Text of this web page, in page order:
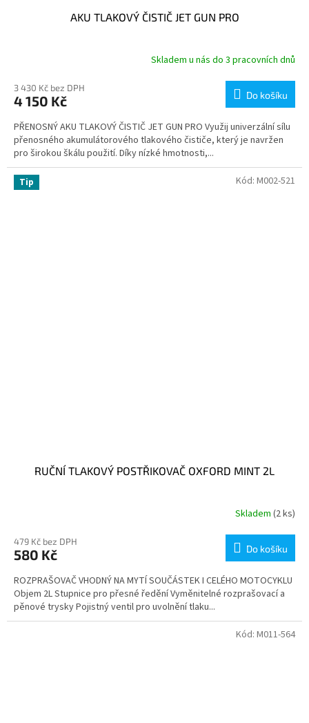
AKU TLAKOVÝ ČISTIČ JET GUN PRO
Skladem u nás do 3 pracovních dnů
3 430 Kč bez DPH
4 150 Kč Do košíku
PŘENOSNÝ AKU TLAKOVÝ ČISTIČ JET GUN PRO Využij univerzální sílu
přenosného akumulátorového tlakového čističe, který je navržen
pro širokou škálu použití. Díky nízké hmotnosti,...
Tip
RUČNÍ TLAKOVÝ POSTŘIKOVAČ OXFORD MINT 2L
Skladem (2 ks)
479 Kč bez DPH
580 Kč Do košíku
ROZPRAŠOVAČ VHODNÝ NA MYTÍ SOUČÁSTEK I CELÉHO MOTOCYKLU
Objem 2L Stupnice pro přesné ředění Vyměnitelné rozprašovací a
pěnové trysky Pojistný ventil pro uvolnění tlaku...
Kód: M002-521
Kód: M011-564